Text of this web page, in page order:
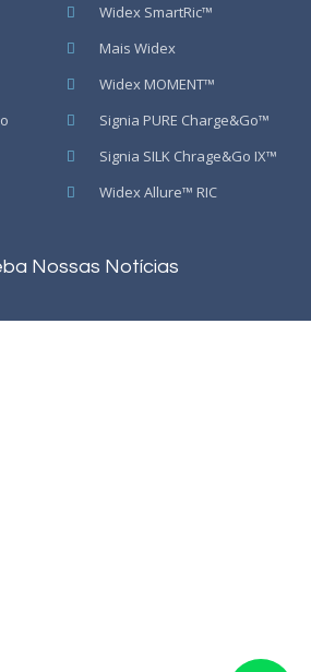
Widex SmartRic™
Mais Widex
Widex MOMENT™
Signia PURE Charge&Go™
Signia SILK Chrage&Go IX™
Widex Allure™ RIC
Nossas Notícias